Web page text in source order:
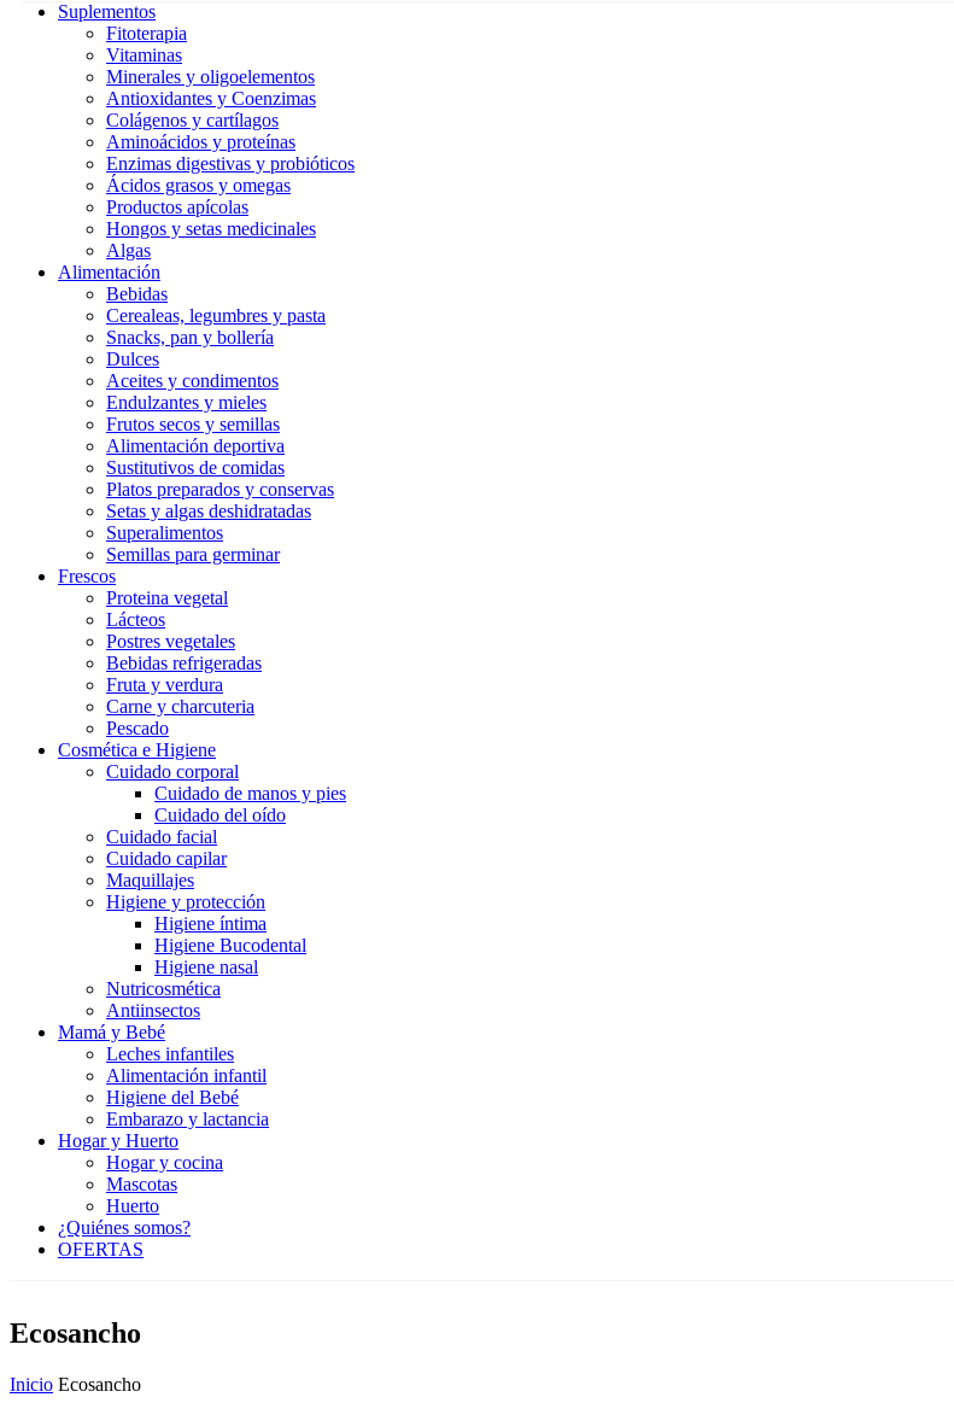
Suplementos
Fitoterapia
Vitaminas
Minerales y oligoelementos
Antioxidantes y Coenzimas
Colágenos y cartílagos
Aminoácidos y proteínas
Enzimas digestivas y probióticos
Ácidos grasos y omegas
Productos apícolas
Hongos y setas medicinales
Algas
Alimentación
Bebidas
Cerealeas, legumbres y pasta
Snacks, pan y bollería
Dulces
Aceites y condimentos
Endulzantes y mieles
Frutos secos y semillas
Alimentación deportiva
Sustitutivos de comidas
Platos preparados y conservas
Setas y algas deshidratadas
Superalimentos
Semillas para germinar
Frescos
Proteina vegetal
Lácteos
Postres vegetales
Bebidas refrigeradas
Fruta y verdura
Carne y charcuteria
Pescado
Cosmética e Higiene
Cuidado corporal
Cuidado de manos y pies
Cuidado del oído
Cuidado facial
Cuidado capilar
Maquillajes
Higiene y protección
Higiene íntima
Higiene Bucodental
Higiene nasal
Nutricosmética
Antiinsectos
Mamá y Bebé
Leches infantiles
Alimentación infantil
Higiene del Bebé
Embarazo y lactancia
Hogar y Huerto
Hogar y cocina
Mascotas
Huerto
¿Quiénes somos?
OFERTAS
Ecosancho
Inicio Ecosancho